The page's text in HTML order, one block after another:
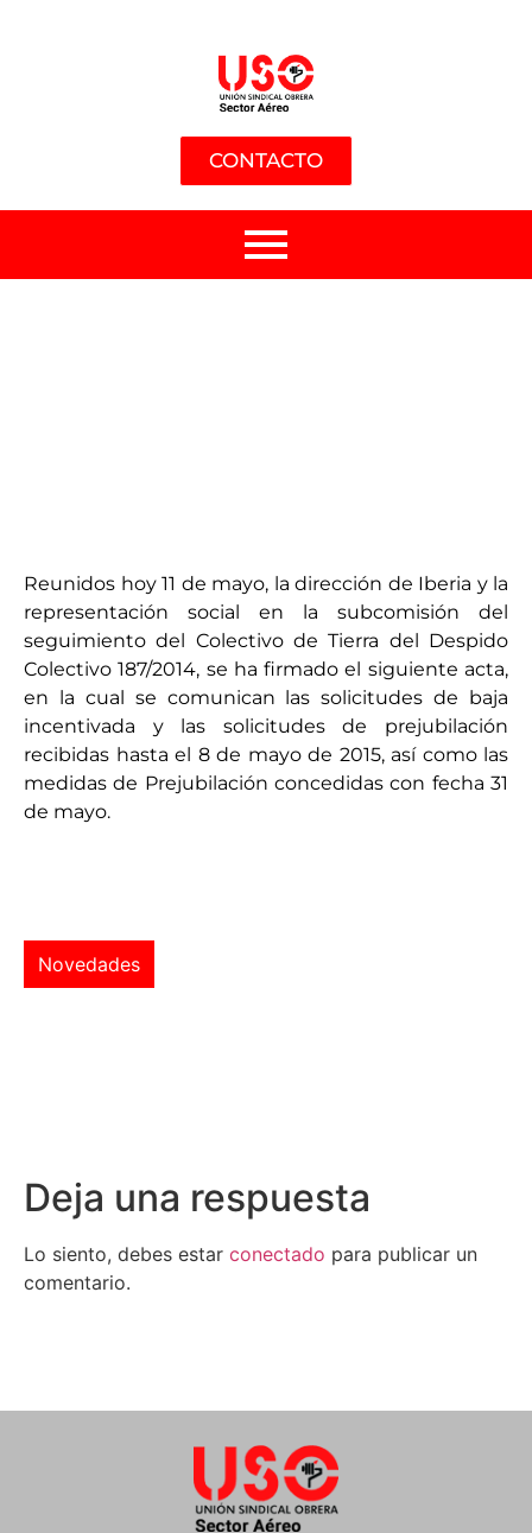
CONTACTO
Reunidos hoy 11 de mayo, la dirección de Iberia y la
representación social en la subcomisión del
seguimiento del Colectivo de Tierra del Despido
Colectivo 187/2014, se ha firmado el siguiente acta,
en la cual se comunican las solicitudes de baja
incentivada y las solicitudes de prejubilación
recibidas hasta el 8 de mayo de 2015, así como las
medidas de Prejubilación concedidas con fecha 31
de mayo.
Novedades
Deja una respuesta
Lo siento, debes estar conectado para publicar un
comentario.